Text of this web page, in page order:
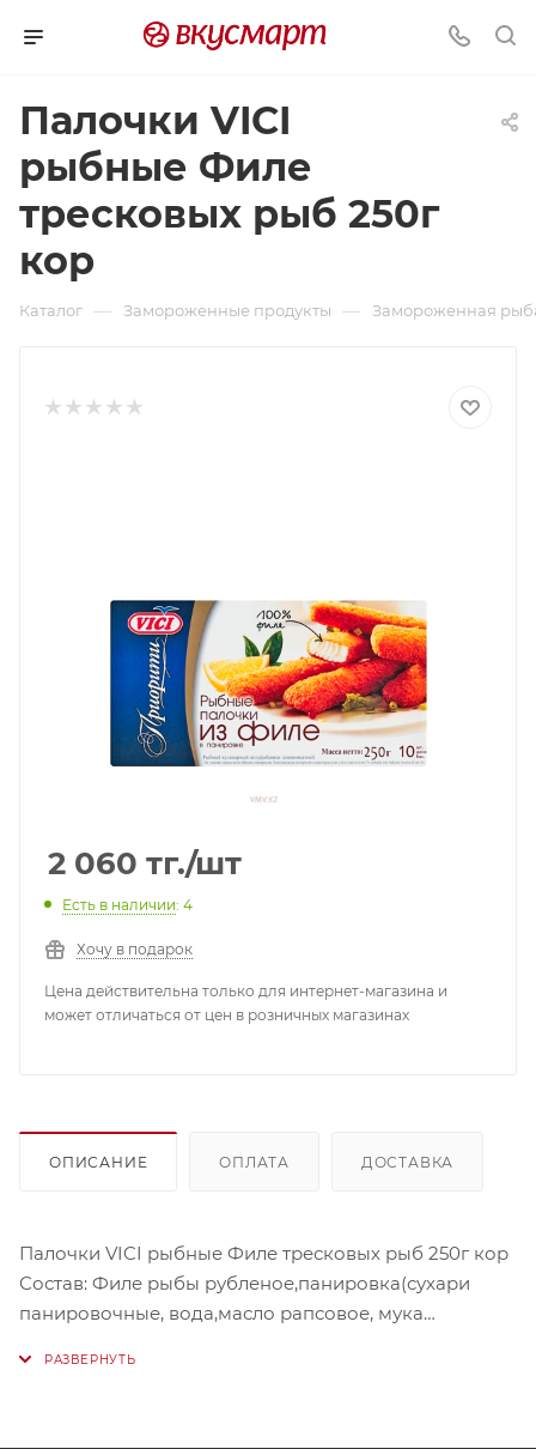
Палочки VICI
рыбные Филе
тресковых рыб 250г
кор
Каталог — Замороженные продукты — Замороженная
2 060 тг./шт
Есть в наличии: 4
Хочу в подарок
Цена действительна только для интернет-магазина и
может отличаться от цен в розничных магазинах
ОПИСАНИЕ ОПЛАТА ДОСТАВКА
Палочки VICI рыбные Филе тресковых рыб 250г кор
Состав: Филе рыбы рубленое,панировка(сухари
панировочные, вода,масло рапсовое, мука